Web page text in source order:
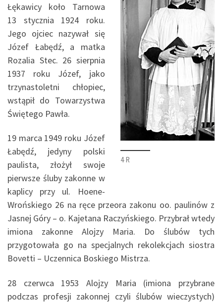
4 R
Łękawicy koło Tarnowa
13 stycznia 1924 roku.
Jego ojciec nazywał się
Józef Łabędź, a matka
Rozalia Stec. 26 sierpnia
1937 roku Józef, jako
trzynastoletni chłopiec,
wstąpił do Towarzystwa
Świętego Pawła.
19 marca 1949 roku Józef
Łabędź, jedyny polski
paulista, złożył swoje
pierwsze śluby zakonne w
kaplicy przy ul. Hoene-
Wrońskiego 26 na ręce przeora zakonu oo. paulinów z
Jasnej Góry – o. Kajetana Raczyńskiego. Przybrał wtedy
imiona zakonne Alojzy Maria. Do ślubów tych
przygotowała go na specjalnych rekolekcjach siostra
Bovetti – Uczennica Boskiego Mistrza.
28 czerwca 1953 Alojzy Maria (imiona przybrane
podczas profesji zakonnej czyli ślubów wieczystych)